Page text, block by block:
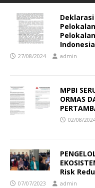
Indonesia
27/08/2024 admin
MPBI
ORMAS
02/08/
Risk
07/07/2023 admin